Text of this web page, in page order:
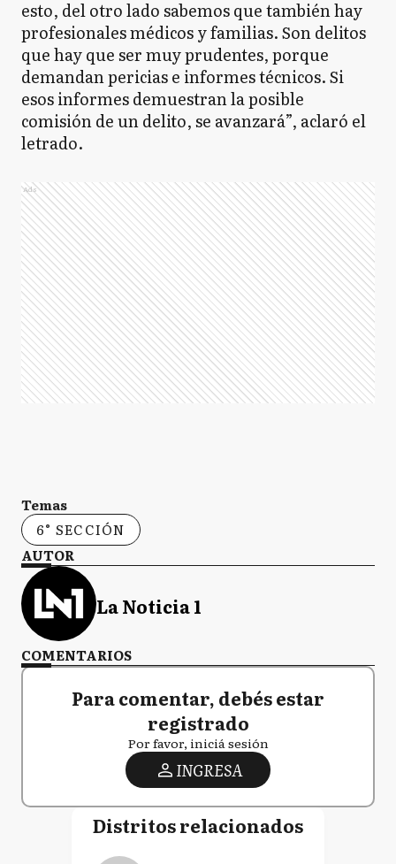
esto, del otro lado sabemos que también hay
profesionales médicos y familias. Son delitos
que hay que ser muy prudentes, porque
demandan pericias e informes técnicos. Si
esos informes demuestran la posible
comisión de un delito, se avanzará”, aclaró el
letrado.
Ads
Temas
6° SECCIÓN
AUTOR
La Noticia 1
COMENTARIOS
Para comentar, debés estar
registrado
Por favor, iniciá sesión
INGRESA
Distritos relacionados